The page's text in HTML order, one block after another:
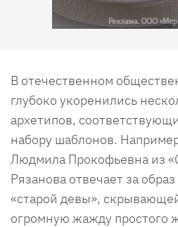
В отечественном
глубоко укоренились
архетипов,
набору шаблонов.
Людмила Прокофьевна из
Рязанова отвечает за
«старой девы»,
огромную жажду простого